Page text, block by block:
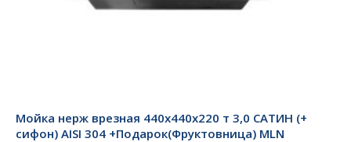
Мойка нерж врезная 440х440х220 т 3,0 САТИН (+
сифон) AISI 304 +Подарок(Фруктовница) MLN